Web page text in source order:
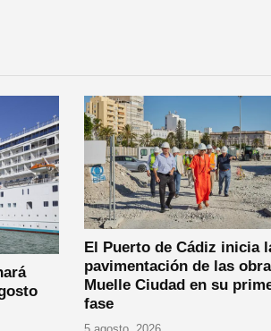
El Puerto de Cádiz inicia
pavimentación de las
Muelle Ciudad en su
fase